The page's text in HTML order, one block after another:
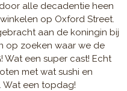
alle decadentie heen
op Oxford Street.
aan de koningin bij
op zoeken waar we de
Wat een super cast! Echt
met wat sushi en
Wat een topdag!